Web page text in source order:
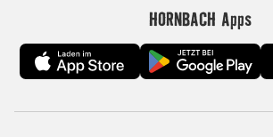
HORNBACH Apps